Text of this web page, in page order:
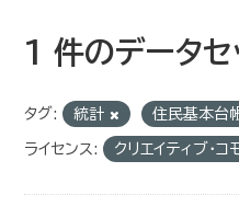
1 件のデータセ
タグ: 統計 住民基本台
ライセンス: クリエイティブ・